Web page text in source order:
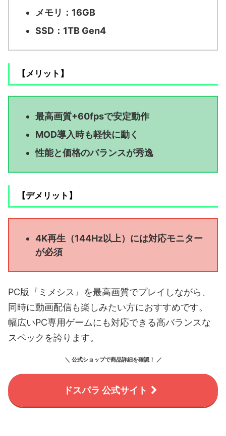
メモリ：16GB
SSD：1TB Gen4
【メリット】
最高画質+60fpsで安定動作
MOD導入時も軽快に動く
性能と価格のバランスが秀逸
【デメリット】
4K再生（144Hz以上）には対応モニター
が必須
PC版『ミメシス』を最高画質でプレイしながら、
同時に動画配信も楽しみたい方におすすめです。
幅広いPC専用ゲームにも対応できる高バランスな
スペックを誇ります。
＼ 公式ショップで商品詳細を確認！ ／
ドスパラ 公式サイト